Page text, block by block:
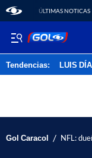
ÚLTIMAS NOTICAS
Tendencias: LUIS
Gol Caracol / NFL: